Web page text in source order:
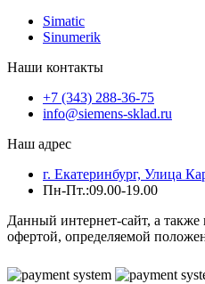
Simatic
Sinumerik
Наши контакты
+7 (343) 288-36-75
info@siemens-sklad.ru
Наш адрес
г. Екатеринбург, Улица
Пн-Пт.:09.00-19.00
Данный интернет-сайт, а
офертой, определяемой